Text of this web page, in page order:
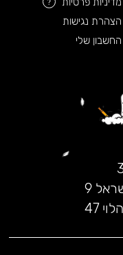
?
הצהרת נגישות
החשבון שלי
9
47